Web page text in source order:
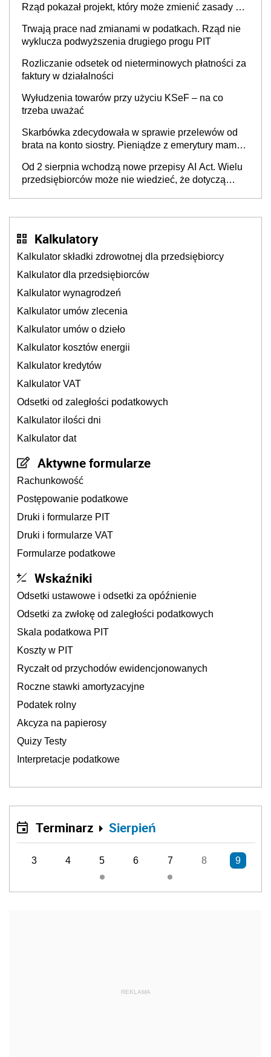
Rząd pokazał projekt, który może zmienić zasady gry
Trwają prace nad zmianami w podatkach. Rząd nie
wyklucza podwyższenia drugiego progu PIT
Rozliczanie odsetek od nieterminowych płatności za
faktury w działalności
Wyłudzenia towarów przy użyciu KSeF – na co
trzeba uważać
Skarbówka zdecydowała w sprawie przelewów od
brata na konto siostry. Pieniądze z emerytury mamy
będzie
Od 2 sierpnia wchodzą nowe przepisy AI Act. Wielu
przedsiębiorców może nie wiedzieć, że dotyczą
Kalkulatory
Kalkulator składki zdrowotnej dla przedsiębiorcy
Kalkulator dla przedsiębiorców
Kalkulator wynagrodzeń
Kalkulator umów zlecenia
Kalkulator umów o dzieło
Kalkulator kosztów energii
Kalkulator kredytów
Kalkulator VAT
Odsetki od zaległości podatkowych
Kalkulator ilości dni
Kalkulator dat
Aktywne formularze
Rachunkowość
Postępowanie podatkowe
Druki i formularze PIT
Druki i formularze VAT
Formularze podatkowe
Wskaźniki
Odsetki ustawowe i odsetki za opóźnienie
Odsetki za zwłokę od zaległości podatkowych
Skala podatkowa PIT
Koszty w PIT
Ryczałt od przychodów ewidencjonowanych
Roczne stawki amortyzacyjne
Podatek rolny
Akcyza na papierosy
Quizy Testy
Interpretacje podatkowe
Terminarz Sierpień
3 4 5 6 7 8 9
REKLAMA